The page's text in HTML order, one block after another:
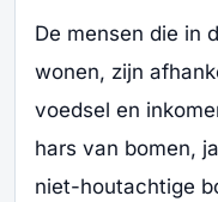
De mensen die in
wonen, zijn
voedsel en
hars van bomen,
niet-houtachtige